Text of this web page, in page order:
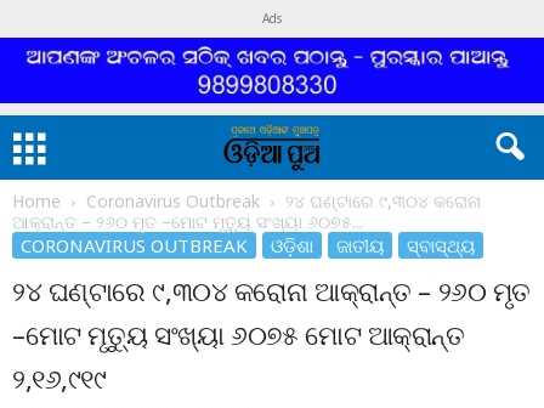
Ads
Home Coronavirus Outbreak
୨୪ ଘଣ୍ଟାରେ ୯,୩୦୪ କରୋନା
ଆକ୍ରାନ୍ତ – ୨୬୦ ମୃତ –ମୋଟ ମୃତ୍ୟୁ ସଂଖ୍ୟା ୬୦୭୫...
CORONAVIRUS OUTBREAK ଓଡ଼ିଶା ଜାତୀୟ ସ୍ବାସ୍ଥ୍ୟ
୨୪ ଘଣ୍ଟାରେ ୯,୩୦୪ କରୋନା ଆକ୍ରାନ୍ତ – ୨୬୦ ମୃତ
–ମୋଟ ମୃତ୍ୟୁ ସଂଖ୍ୟା ୬୦୭୫ ମୋଟ ଆକ୍ରାନ୍ତ
୨,୧୬,୯୧୯